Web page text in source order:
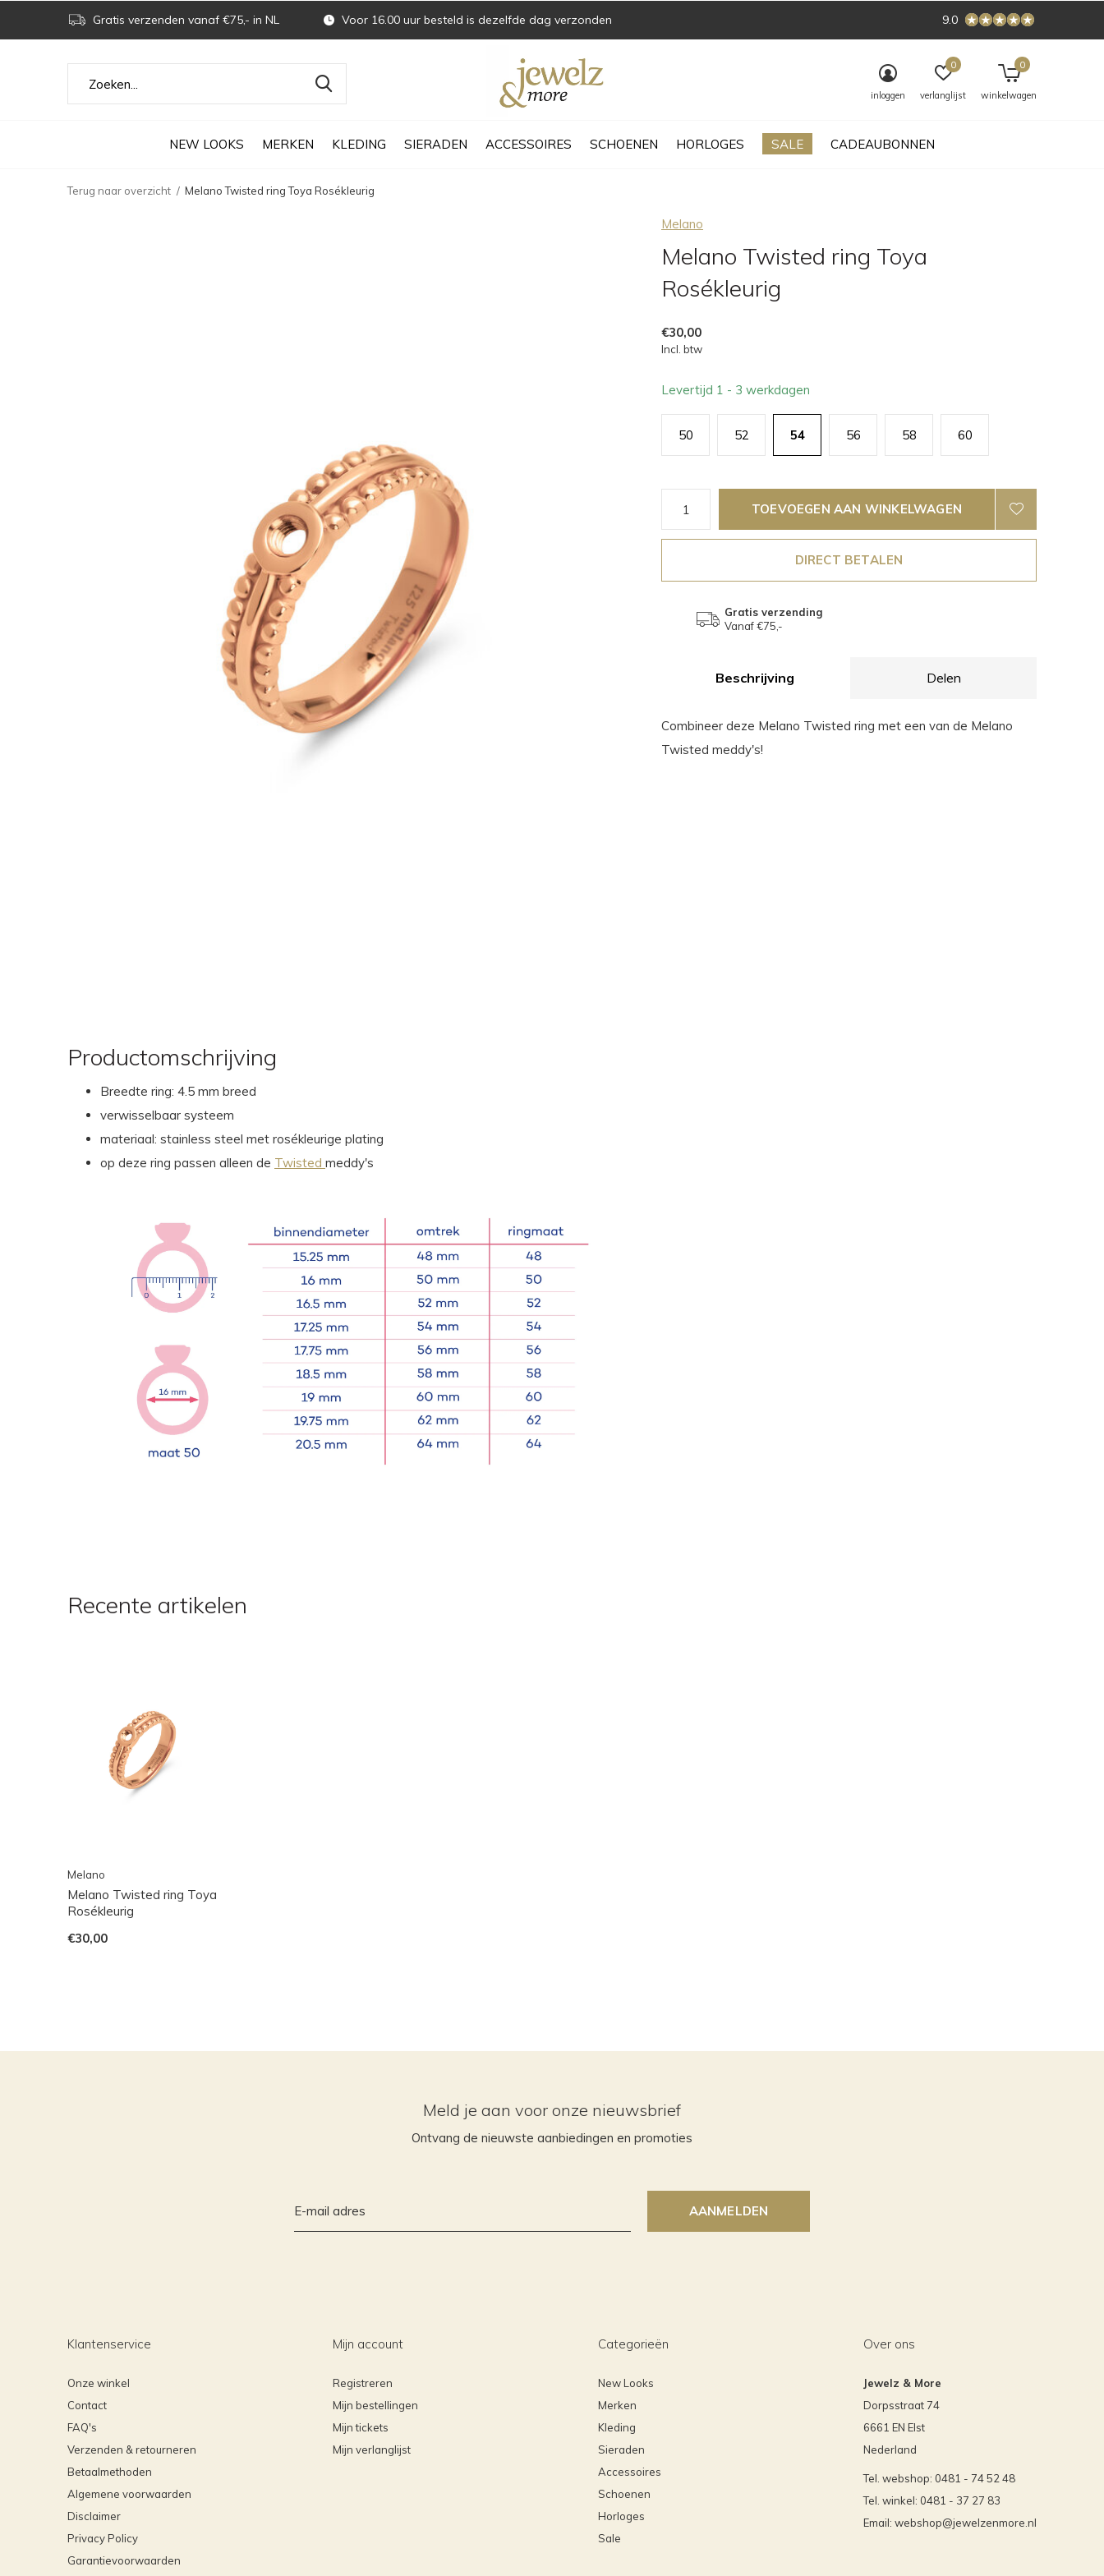
NEW LOOKS MERKEN KLEDING SIERADEN ACCESSOIRES SCHOENEN HORLOGES SALE CADEAUBONNEN
inloggen verlanglijst
0
winkelwagen
0
Gratis verzenden vanaf €75,- in NL Voor 16.00 uur besteld is dezelfde dag verzonden 9.0
Terug naar overzicht Melano Twisted ring Toya Rosékleurig
Melano
Melano Twisted ring Toya
Rosékleurig
€30,00
Incl. btw
Levertijd 1 - 3 werkdagen
50 52 54 56 58 60
TOEVOEGEN AAN WINKELWAGEN
DIRECT BETALEN
Gratis verzending
Vanaf €75,-
Beschrijving Delen
Combineer deze Melano Twisted ring met een van de Melano
Twisted meddy's!
Productomschrijving
Breedte ring: 4.5 mm breed
verwisselbaar systeem
materiaal: stainless steel met rosékleurige plating
op deze ring passen alleen de Twisted meddy's
Recente artikelen
Melano
Melano Twisted ring Toya
Rosékleurig
€30,00
Meld je aan voor onze nieuwsbrief
Ontvang de nieuwste aanbiedingen en promoties
AANMELDEN
Klantenservice
Onze winkel
Contact
FAQ's
Verzenden & retourneren
Betaalmethoden
Algemene voorwaarden
Disclaimer
Privacy Policy
Garantievoorwaarden
Mijn account
Registreren
Mijn bestellingen
Mijn tickets
Mijn verlanglijst
Categorieën
New Looks
Merken
Kleding
Sieraden
Accessoires
Schoenen
Horloges
Sale
Over ons
Jewelz & More
Dorpsstraat 74
6661 EN Elst
Nederland
Tel. webshop: 0481 - 74 52 48
Tel. winkel: 0481 - 37 27 83
Email: webshop@jewelzenmore.nl